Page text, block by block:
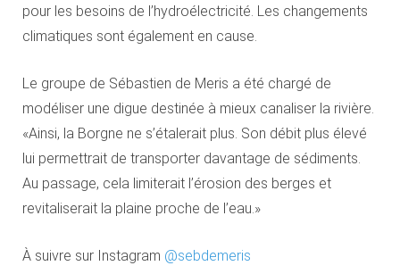
pour les besoins de l’hydroélectricité. Les changements
climatiques sont également en cause.
Le groupe de Sébastien de Meris a été chargé de
modéliser une digue destinée à mieux canaliser la rivière.
«Ainsi, la Borgne ne s’étalerait plus. Son débit plus élevé
lui permettrait de transporter davantage de sédiments.
Au passage, cela limiterait l’érosion des berges et
revitaliserait la plaine proche de l’eau.»
À suivre sur Instagram @sebdemeris